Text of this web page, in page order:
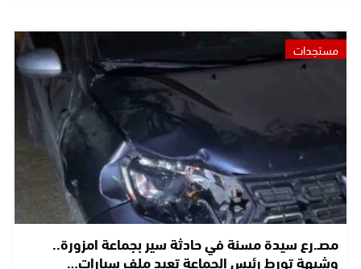
مستجدات
مصـ.رع سيدة مسنة في حادثة سير بجماعة امزورة..
وشبهة تورط رئيس الجماعة تعيد ملف سيارات…